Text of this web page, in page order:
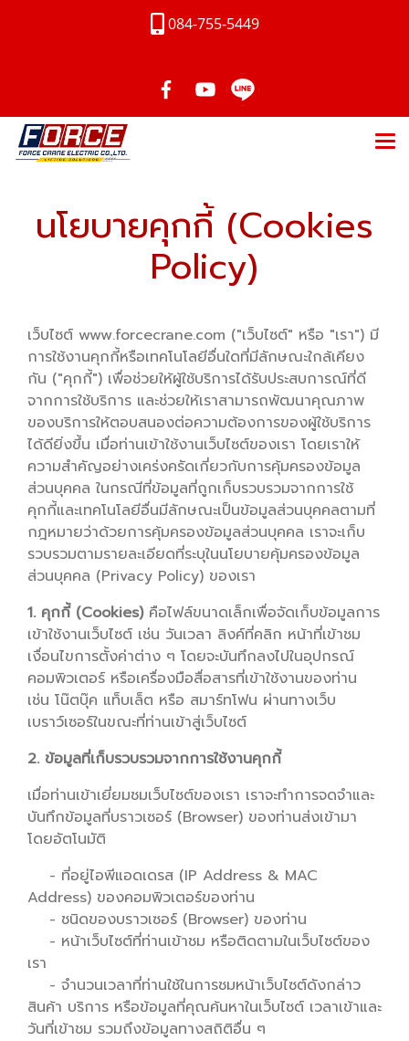
084-755-5449
นโยบายคุกกี้ (Cookies
Policy)
เว็บไซต์ www.forcecrane.com ("เว็บไซต์" หรือ "เรา") มี
การใช้งานคุกกี้หรือเทคโนโลยีอื่นใดที่มีลักษณะใกล้เคียง
กัน ("คุกกี้") เพื่อช่วยให้ผู้ใช้บริการได้รับประสบการณ์ที่ดี
จากการใช้บริการ และช่วยให้เราสามารถพัฒนาคุณภาพ
ของบริการให้ตอบสนองต่อความต้องการของผู้ใช้บริการ
ได้ดียิ่งขึ้น เมื่อท่านเข้าใช้งานเว็บไซต์ของเรา โดยเราให้
ความสำคัญอย่างเคร่งครัดเกี่ยวกับการคุ้มครองข้อมูล
ส่วนบุคคล ในกรณีที่ข้อมูลที่ถูกเก็บรวบรวมจากการใช้
คุกกี้และเทคโนโลยีอื่นมีลักษณะเป็นข้อมูลส่วนบุคคลตามที่
กฎหมายว่าด้วยการคุ้มครองข้อมูลส่วนบุคคล เราจะเก็บ
รวบรวมตามรายละเอียดที่ระบุในนโยบายคุ้มครองข้อมูล
ส่วนบุคคล (Privacy Policy) ของเรา
1. คุกกี้ (Cookies)คือไฟล์ขนาดเล็กเพื่อจัดเก็บข้อมูลการ
เข้าใช้งานเว็บไซต์ เช่น วันเวลา ลิงค์ที่คลิก หน้าที่เข้าชม
เงื่อนไขการตั้งค่าต่าง ๆ โดยจะบันทึกลงไปในอุปกรณ์
คอมพิวเตอร์ หรือเครื่องมือสื่อสารที่เข้าใช้งานของท่าน
เช่น โน๊ตบุ๊ค แท็บเล็ต หรือ สมาร์ทโฟน ผ่านทางเว็บ
เบราว์เซอร์ในขณะที่ท่านเข้าสู่เว็บไซต์
2. ข้อมูลที่เก็บรวบรวมจากการใช้งานคุกกี้
เมื่อท่านเข้าเยี่ยมชมเว็บไซต์ของเรา เราจะทำการจดจำและ
บันทึกข้อมูลที่บราวเซอร์ (Browser) ของท่านส่งเข้ามา
โดยอัตโนมัติ
- ที่อยู่ไอพีแอดเดรส (IP Address & MAC
Address) ของคอมพิวเตอร์ของท่าน
- ชนิดของบราวเซอร์ (Browser) ของท่าน
- หน้าเว็บไซต์ที่ท่านเข้าชม หรือติดตามในเว็บไซต์ของ
เรา
- จำนวนเวลาที่ท่านใช้ในการชมหน้าเว็บไซต์ดังกล่าว
สินค้า บริการ หรือข้อมูลที่คุณค้นหาในเว็บไซต์ เวลาเข้าและ
วันที่เข้าชม รวมถึงข้อมูลทางสถิติอื่น ๆ